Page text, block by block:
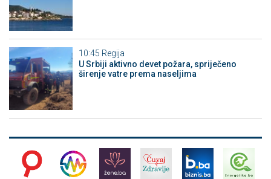
10:45 Regija
U Srbiji aktivno devet požara, spriječeno
širenje vatre prema naseljima